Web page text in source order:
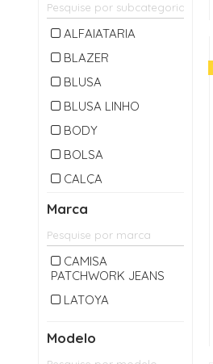
PARKA
ALFAIATARIA
BLAZER
BLUSA
BLUSA LINHO
BODY
BOLSA
CALÇA
CALÇA LONGA
CARDIGAM
CASACO
CASAQUETO
CINTO
Marca
CAMISA
PATCHWORK JEANS
LATOYA
Modelo